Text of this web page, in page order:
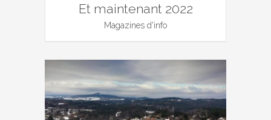
Et maintenant 2022
Magazines d'info